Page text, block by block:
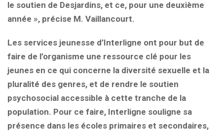
le soutien de Desjardins, et ce, pour une deuxième
année », précise M. Vaillancourt.
Les services jeunesse d’Interligne ont pour but de
faire de l’organisme une ressource clé pour les
jeunes en ce qui concerne la diversité sexuelle et la
pluralité des genres, et de rendre le soutien
psychosocial accessible à cette tranche de la
population. Pour ce faire, Interligne souligne sa
présence dans les écoles primaires et secondaires,